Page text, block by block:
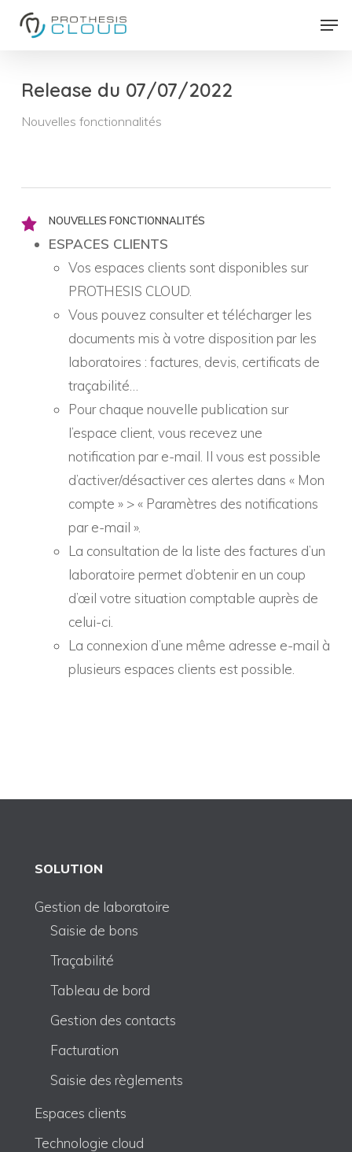
contentRelease du 07/07/2022
Nouvelles fonctionnalités
NOUVELLES FONCTIONNALITÉS
ESPACES CLIENTS
Vos espaces clients sont disponibles sur
PROTHESIS CLOUD.
Vous pouvez consulter et télécharger les
documents mis à votre disposition par les
laboratoires : factures, devis, certificats de
traçabilité…
Pour chaque nouvelle publication sur
l’espace client, vous recevez une
notification par e-mail. Il vous est possible
d’activer/désactiver ces alertes dans « Mon
compte » > « Paramètres des notifications
par e-mail ».
La consultation de la liste des factures d’un
laboratoire permet d’obtenir en un coup
d’œil votre situation comptable auprès de
celui-ci.
La connexion d’une même adresse e-mail à
plusieurs espaces clients est possible.
SOLUTION
Gestion de laboratoire
Saisie de bons
Traçabilité
Tableau de bord
Gestion des contacts
Facturation
Saisie des règlements
Espaces clients
Technologie cloud